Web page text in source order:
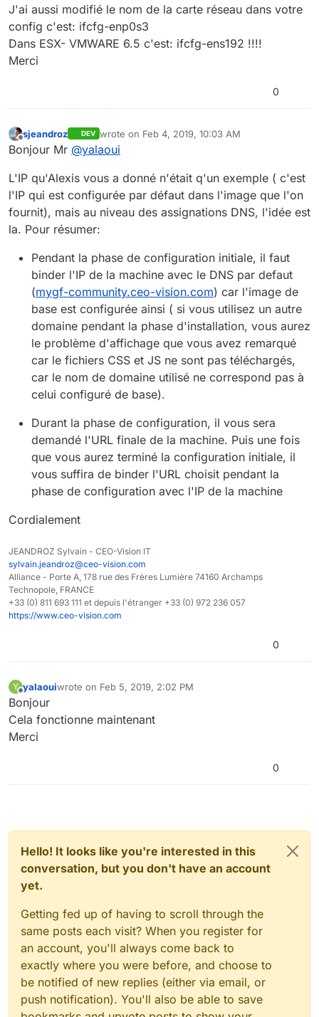
J'ai aussi modifié le nom de la carte réseau dans votre
config c'est: ifcfg-enp0s3
Dans ESX- VMWARE 6.5 c'est: ifcfg-ens192 !!!!
Merci
0
Offline
sjeandroz DEV wrote on Feb 4, 2019, 10:03 AM
last edited by
Bonjour Mr @yalaoui
L'IP qu'Alexis vous a donné n'était q'un exemple ( c'est
l'IP qui est configurée par défaut dans l'image que l'on
fournit), mais au niveau des assignations DNS, l'idée est
la. Pour résumer:
Pendant la phase de configuration initiale, il faut
binder l'IP de la machine avec le DNS par defaut
(mygf-community.ceo-vision.com) car l'image de
base est configurée ainsi ( si vous utilisez un autre
domaine pendant la phase d'installation, vous aurez
le problème d'affichage que vous avez remarqué
car le fichiers CSS et JS ne sont pas téléchargés,
car le nom de domaine utilisé ne correspond pas à
celui configuré de base).
Durant la phase de configuration, il vous sera
demandé l'URL finale de la machine. Puis une fois
que vous aurez terminé la configuration initiale, il
vous suffira de binder l'URL choisit pendant la
phase de configuration avec l'IP de la machine
Cordialement
JEANDROZ Sylvain - CEO-Vision IT
sylvain.jeandroz@ceo-vision.com
Alliance - Porte A, 178 rue des Frères Lumière 74160 Archamps
Technopole, FRANCE
+33 (0) 811 693 111 et depuis l'étranger +33 (0) 972 236 057
https://www.ceo-vision.com
0
Y
Offline
yalaouiwrote on Feb 5, 2019, 2:02 PM
last edited by
Bonjour
Cela fonctionne maintenant
Merci
0
Hello! It looks like you're interested in this
conversation, but you don't have an account
yet.
Getting fed up of having to scroll through the
same posts each visit? When you register for
an account, you'll always come back to
exactly where you were before, and choose to
be notified of new replies (either via email, or
push notification). You'll also be able to save